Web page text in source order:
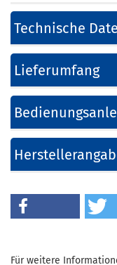
Technische
Lieferumfang
Für weitere